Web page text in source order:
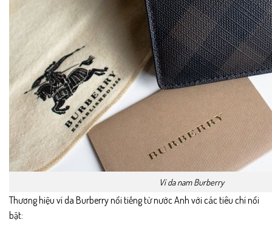
Ví da nam Burberry
Thương hiệu ví da Burberry nổi tiếng từ nước Anh với các tiêu chí nổi
bật: